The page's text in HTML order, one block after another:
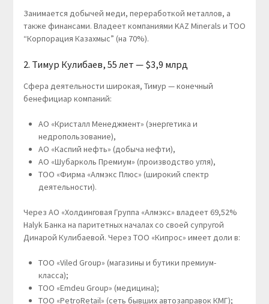
Занимается добычей меди, переработкой металлов, а
также финансами. Владеет компаниями KAZ Minerals и ТОО
“Корпорация Казахмыс” (на 70%).
2. Тимур Кулибаев, 55 лет — $3,9 млрд
Сфера деятельности широкая, Тимур — конечный
бенефициар компаний:
АО «Кристалл Менеджмент» (энергетика и
недропользование),
АО «Каспий нефть» (добыча нефти),
АО «Шубарколь Премиум» (производство угля),
ТОО «Фирма «Алмэкс Плюс» (широкий спектр
деятельности).
Через АО «Холдинговая Группа «Алмэкс» владеет 69,52%
Halyk Банка на паритетных началах со своей супругой
Динарой Кулибаевой. Через ТОО «Кипрос» имеет доли в:
ТОО «Viled Group» (магазины и бутики премиум-
класса);
ТОО «Emdeu Group» (медицина);
ТОО «PetroRetail» (сеть бывших автозаправок КМГ);